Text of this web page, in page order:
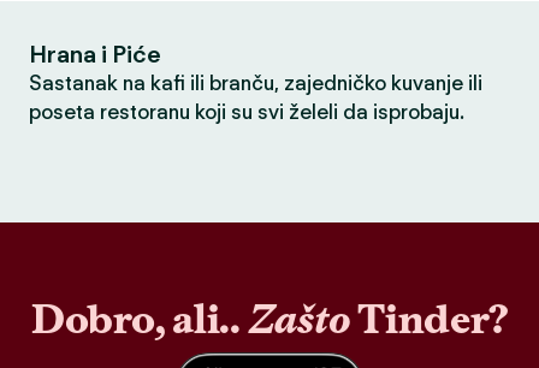
Hrana i Piće
Sastanak na kafi ili branču, zajedničko kuvanje ili
poseta restoranu koji su svi želeli da isprobaju.
Dobro, ali..ZaštoTinder?